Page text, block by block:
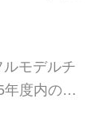
モデルチ
年度内の発
トタイプ